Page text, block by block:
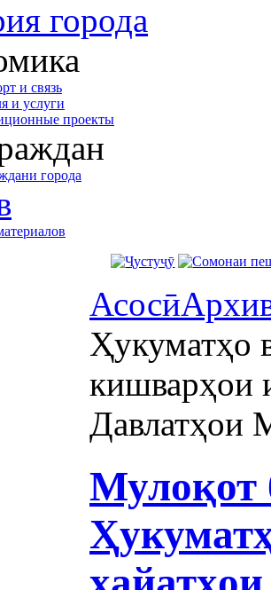
города
и связь
и услуги
проекты
города
Асосӣ
Ҳукуматҳо
кишварҳои
Давлатҳои
Мулоқот